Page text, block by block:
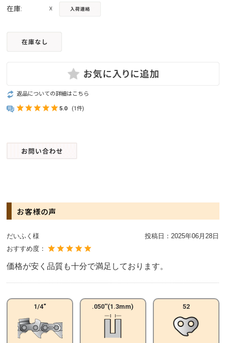
在庫: ☓
返品についての詳細はこちら
5.0 (1件)
お客様の声
だいふく様 投稿日： 2025年06月28日
おすすめ度：
価格が安く品質も十分で満足しております。
1/4" .050''(1.3mm) 52